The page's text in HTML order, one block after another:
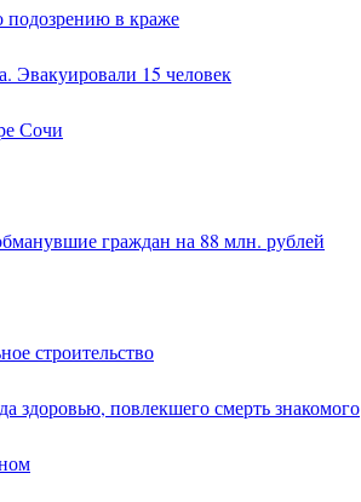
подозрению в краже
Эвакуировали 15 человек
Сочи
граждан на 88 млн. рублей
строительство
повлекшего смерть знакомого